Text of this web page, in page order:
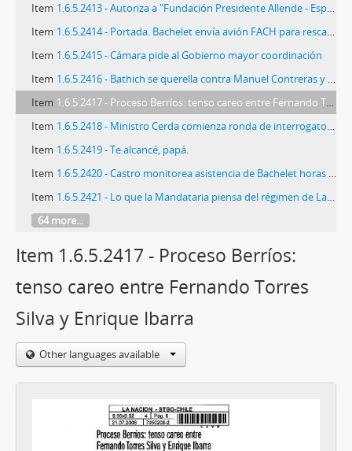
Item 1.6.5.2413 - Autoriza a "Fundación Presidente Allende - España" para desarrollar actividades en el país
Item 1.6.5.2414 - Portada. Bachelet envía avión FACH para rescatar a chilenos en Líbano
Item 1.6.5.2415 - Cámara pide al Gobierno mayor coordinación
Item 1.6.5.2416 - Bathich se querella contra Manuel Contreras y pide citar a Fernando Paulsen
Item 1.6.5.2417 - Proceso Berríos: tenso careo entre Fernando Torres Silva y Enrique Ibarra
Item 1.6.5.2418 - Ministro Cerda comienza ronda de interrogatorios por gastos reservados
Item 1.6.5.2419 - Te alcancé, papá.
Item 1.6.5.2420 - Castro monitorea asistencia de Bachelet horas antes de viajar a cumbre de Mercosur
Item 1.6.5.2421 - Lo que la Mandataria piensa del régimen de La Habana
64 more...
Item 1.6.5.2417 - Proceso Berríos:
tenso careo entre Fernando Torres
Silva y Enrique Ibarra
Other languages available